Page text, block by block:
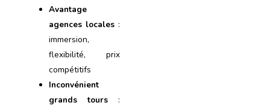
Avantage
agences locales:
immersion,
flexibilité, prix
compétitifs
Inconvénient
grands tours: